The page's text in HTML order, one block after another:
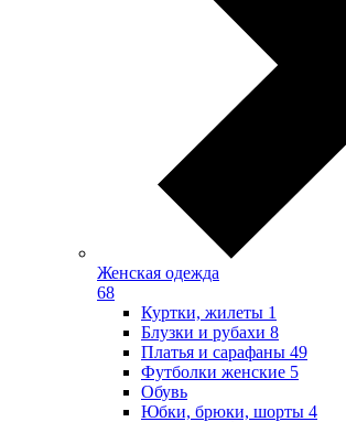
Женская одежда
68
Куртки, жилеты 1
Блузки и рубахи 8
Платья и сарафаны 49
Футболки женские 5
Обувь
Юбки, брюки, шорты 4